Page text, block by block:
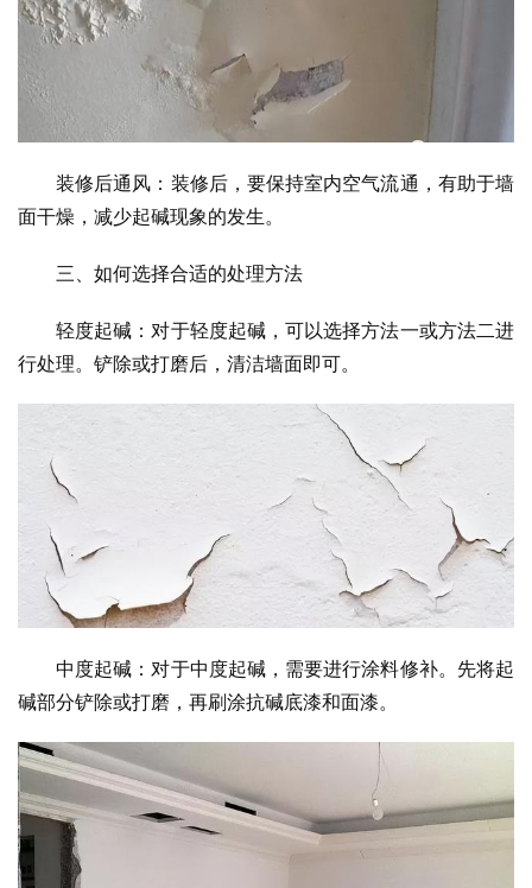
装修后通风：装修后，要保持室内空气流通，有助于墙
面干燥，减少起碱现象的发生。
三、如何选择合适的处理方法
轻度起碱：对于轻度起碱，可以选择方法一或方法二进
行处理。铲除或打磨后，清洁墙面即可。
中度起碱：对于中度起碱，需要进行涂料修补。先将起
碱部分铲除或打磨，再刷涂抗碱底漆和面漆。